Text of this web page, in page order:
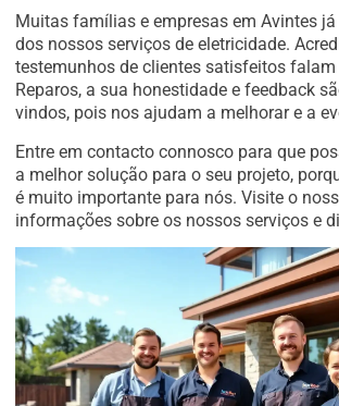
Muitas famílias e empresas em Avintes
dos nossos serviços de eletricidade.
testemunhos de clientes satisfeitos
Reparos, a sua honestidade e feedback
vindos, pois nos ajudam a melhorar e a
Entre em contacto connosco para que
a melhor solução para o seu projeto,
é muito importante para nós. Visite o
informações sobre os nossos serviços e